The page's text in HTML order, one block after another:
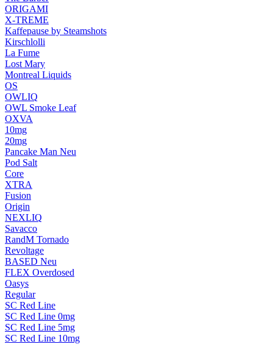
ORIGAMI
X-TREME
Kaffepause by Steamshots
Kirschlolli
La Fume
Lost Mary
Montreal Liquids
OS
OWLIQ
OWL Smoke Leaf
OXVA
10mg
20mg
Pancake Man Neu
Pod Salt
Core
XTRA
Fusion
Origin
NEXLIQ
Savacco
RandM Tornado
Revoltage
BASED Neu
FLEX Overdosed
Oasys
Regular
SC Red Line
SC Red Line 0mg
SC Red Line 5mg
SC Red Line 10mg